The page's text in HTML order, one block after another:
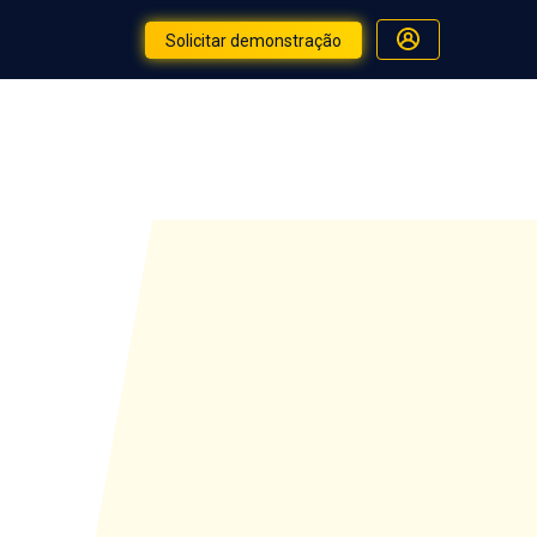
Solicitar demonstração